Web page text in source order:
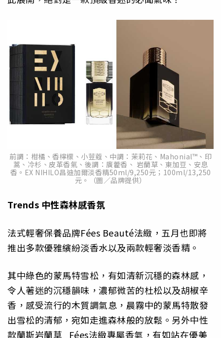
前調：柑橘、香檸檬、小荳蔻、中調：茉莉花、Mahonial™、印
蒿、冷杉、皮革香氣、後調：廣藿香、 岩蘭草、東加豆、安息
香。EX NIHILO昌迪加爾淡香精50ml/9,250元；100ml/13,250
元。（圖／品牌提供）
Trends 中性森林感香氛
法式輕奢保養品牌Fées Beauté法緻，五月也即將
推出多款優雅縯紛淡香水以及兩款輕奢淡香精。
其中綠色的蒙馬特雪松，有如清新沉穩的森林感，
令人著迷的沉穩韻味，濃郁微苦的杜松以及胡椒辛
香，感受流行的木質調氣息，晨霧中的蒙馬特散發
出雪松的清郁，宛如走進森林般的放鬆。另外中性
款蘭斯岩蘭草 Fées法緻專屬香氣，有如站在優美